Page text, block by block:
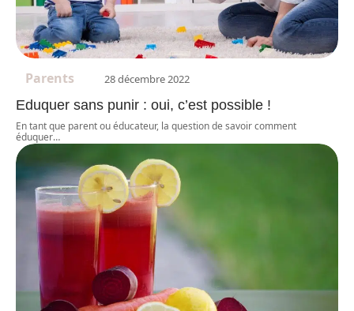
Parents 28 décembre 2022
Eduquer sans punir : oui, c’est possible !
En tant que parent ou éducateur, la question de savoir comment
éduquer…